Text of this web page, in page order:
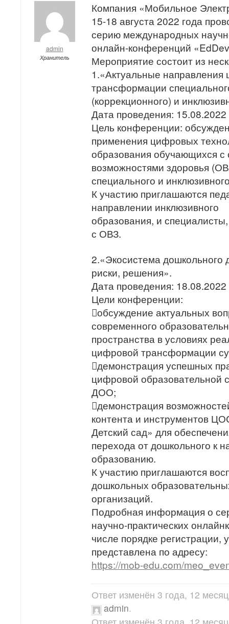
admin
Хранитель
Компания «Мобильное
15-18 августа 2022 года
серию международных
онлайн-конференций
Мероприятие состоит из
1.«Актуальные
трансформации
(коррекционного) и
Дата проведения: 15.08.2022
Цель конференции:
применения цифровых
образования обучающихся
возможностями здоровья
специального и
К участию приглашаются
направлении инклюзивного
образования, и
с ОВЗ.
2.«Экосистема дошкольного
риски, решения».
Дата проведения: 18.08.2022
Цели конференции:
обсуждение актуальных
современного
пространства в условиях
цифровой трансформации
демонстрация успешных
цифровой образовательной
ДОО;
демонстрация
контента и инструментов
Детский сад» для
перехода от дошкольного к
образованию.
К участию приглашаются
дошкольных
организаций.
Подробная информация о
научно-практических
числе порядке регистрации,
представлена по адресу:
https://mob-edu.com/
Ответ изменён 3 года, 12
admin.